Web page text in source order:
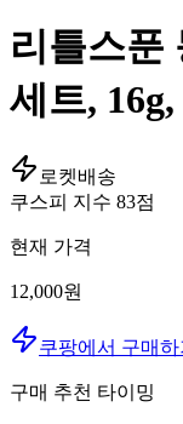
리틀스푼
세트,
로켓배송
쿠스피 지수 83점
현재 가격
12,000원
쿠팡에서 구매하
구매 추천 타이밍